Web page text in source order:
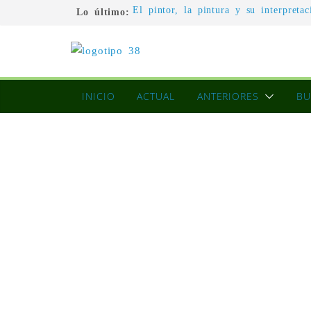
Lo último: El pintor, la pintura y su
Utopías de un viajero
L’architecture de l’invisible
INICIO ACTUAL ANTERIORES